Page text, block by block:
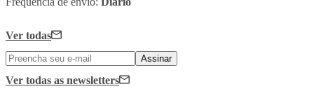
Ver todas
Assinar
Ver todas as newsletters